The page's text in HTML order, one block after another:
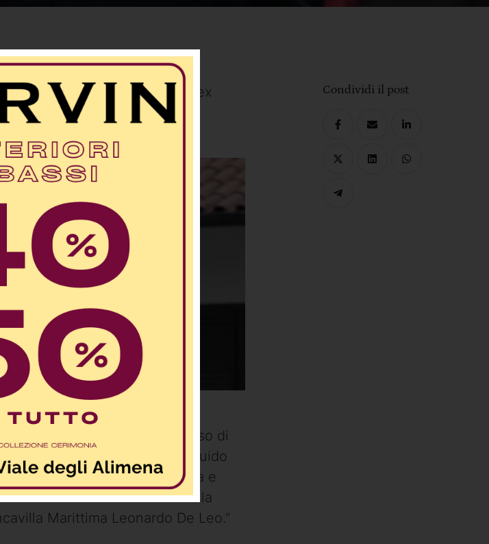
di Leonardo De Leo, 64enne ex
di Francavilla Marittima
per fare piena luce sul decesso di
giorni scorsi all’ospedale “Guido
è una figura molto stimata e
tratta dell’ex comandante della
Marittima Leonardo De Leo.”
Condividi il post